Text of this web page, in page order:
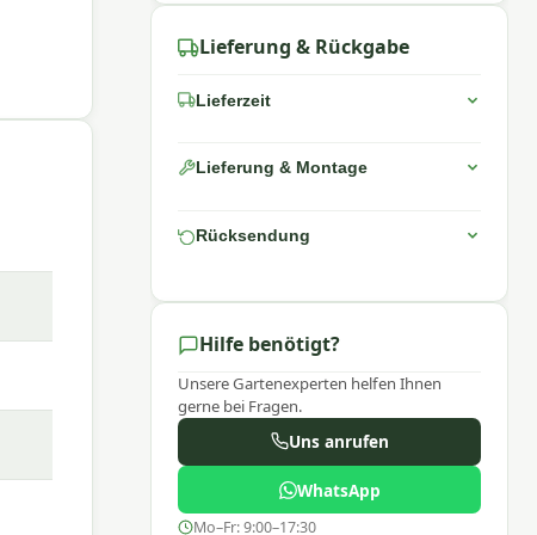
Lieferung & Rückgabe
Lieferzeit
Lieferung & Montage
Rücksendung
Hilfe benötigt?
Unsere Gartenexperten helfen Ihnen
gerne bei Fragen.
Uns anrufen
WhatsApp
Mo–Fr: 9:00–17:30